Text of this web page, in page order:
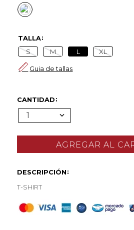
TALLA
S M L XL
Guia de tallas
CANTIDAD
1
DESCRIPCIÓN
T-SHIRT